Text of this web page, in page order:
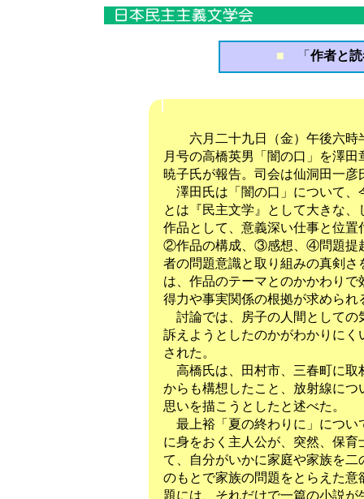
■ 「 作者と
六月二十九日（金）午後六時
月号の高橋英男「闇の口」を澤
暁子氏が報告。司会は仙洞田一彦
澤田氏は「闇の口」について、
とは『民主文学』として大きな
作品として、意義深い仕事と位
②作品の構成、③感想、④問題提
者の問題意識と取り組みの真剣
は、作品のテーマとのかかわり
得力や事実関係の根拠が求められ
討論では、房子の人間としての
訴えようとしたのかがわかりに
された。
高橋氏は、田村市、三春町に取
からも構想したこと、放射線に
思いを描こうとしたと述べた。
最上裕「夏の終わりに」につい
に身をおく主人公が、突然、保
て、自分がいかに家庭や家族を
のもとで家族の問題をとらえた
題には、それだけで一篇の小説